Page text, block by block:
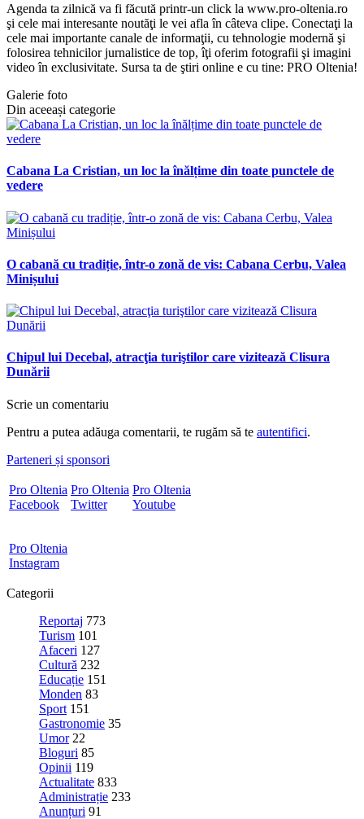
Agenda ta zilnică va fi făcută printr-un click la www.pro-oltenia.ro
şi cele mai interesante noutăţi le vei afla în câteva clipe. Conectaţi la
cele mai importante canale de informaţii, cu tehnologie modernă şi
folosirea tehnicilor jurnalistice de top, îţi oferim fotografii şi imagini
video în exclusivitate. Sursa ta de ştiri online e cu tine: PRO Oltenia!
Galerie foto
Din aceeași categorie
Cabana La Cristian, un loc la înălțime din toate punctele de
vedere
O cabană cu tradiție, într-o zonă de vis: Cabana Cerbu, Valea
Minișului
Chipul lui Decebal, atracţia turiştilor care vizitează Clisura
Dunării
Scrie un comentariu
Pentru a putea adăuga comentarii, te rugăm să te autentifici.
Parteneri și sponsori
Pro Oltenia
Facebook
Pro Oltenia
Twitter
Pro Oltenia
Youtube
Pro Oltenia
Instagram
Categorii
Reportaj 773
Turism 101
Afaceri 127
Cultură 232
Educație 151
Monden 83
Sport 151
Gastronomie 35
Umor 22
Bloguri 85
Opinii 119
Actualitate 833
Administrație 233
Anunțuri 91